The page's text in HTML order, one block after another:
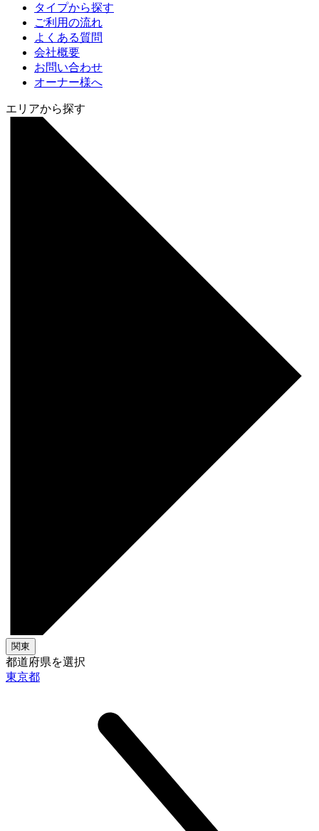
タイプから探す
ご利用の流れ
よくある質問
会社概要
お問い合わせ
オーナー様へ
エリアから探す
関東
都道府県を選択
東京都